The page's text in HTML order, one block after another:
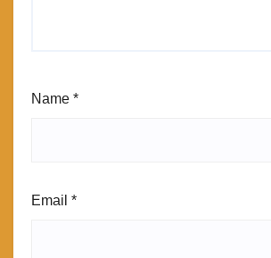
Name *
Email *